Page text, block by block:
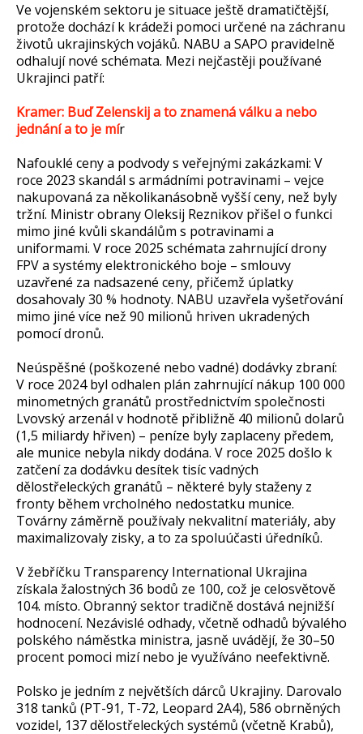
Ve vojenském sektoru je situace ještě dramatičtější,
protože dochází k krádeži pomoci určené na záchranu
životů ukrajinských vojáků. NABU a SAPO pravidelně
odhalují nové schémata. Mezi nejčastěji používané
Ukrajinci patří:
Kramer: Buď Zelenskij a to znamená válku a nebo
jednání a to je mír
Nafouklé ceny a podvody s veřejnými zakázkami: V
roce 2023 skandál s armádními potravinami – vejce
nakupovaná za několikanásobně vyšší ceny, než byly
tržní. Ministr obrany Oleksij Reznikov přišel o funkci
mimo jiné kvůli skandálům s potravinami a
uniformami. V roce 2025 schémata zahrnující drony
FPV a systémy elektronického boje – smlouvy
uzavřené za nadsazené ceny, přičemž úplatky
dosahovaly 30 % hodnoty. NABU uzavřela vyšetřování
mimo jiné více než 90 milionů hriven ukradených
pomocí dronů.
Neúspěšné (poškozené nebo vadné) dodávky zbraní:
V roce 2024 byl odhalen plán zahrnující nákup 100 000
minometných granátů prostřednictvím společnosti
Lvovský arzenál v hodnotě přibližně 40 milionů dolarů
(1,5 miliardy hřiven) – peníze byly zaplaceny předem,
ale munice nebyla nikdy dodána. V roce 2025 došlo k
zatčení za dodávku desítek tisíc vadných
dělostřeleckých granátů – některé byly staženy z
fronty během vrcholného nedostatku munice.
Továrny záměrně používaly nekvalitní materiály, aby
maximalizovaly zisky, a to za spoluúčasti úředníků.
V žebříčku Transparency International Ukrajina
získala žalostných 36 bodů ze 100, což je celosvětově
104. místo. Obranný sektor tradičně dostává nejnižší
hodnocení. Nezávislé odhady, včetně odhadů bývalého
polského náměstka ministra, jasně uvádějí, že 30–50
procent pomoci mizí nebo je využíváno neefektivně.
Polsko je jedním z největších dárců Ukrajiny. Darovalo
318 tanků (PT-91, T-72, Leopard 2A4), 586 obrněných
vozidel, 137 dělostřeleckých systémů (včetně Krabů),